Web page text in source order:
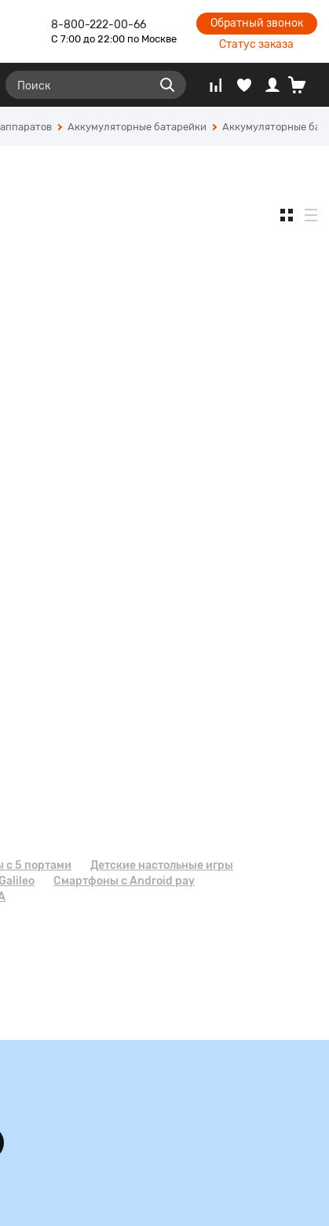
8-800-222-00-66
С 7:00 до 22:00 по Москве
Обратный звонок
Статус заказа
Аккумуляторные батарейки Аккумуляторные
с 5 портами
Детские настольные игры
Смартфоны с Android pay